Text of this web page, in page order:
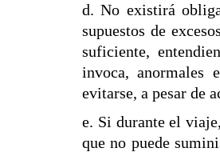
d. No existirá
supuestos de
suficiente,
invoca, anormales
evitarse, a pesar de
e. Si durante el
que no puede